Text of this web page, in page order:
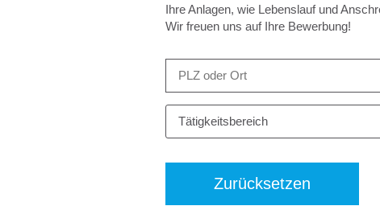
Ihre Anlagen, wie Lebenslauf und
Wir freuen uns auf Ihre Bewerbung!
Tätigkeitsbereich
Zurücksetzen